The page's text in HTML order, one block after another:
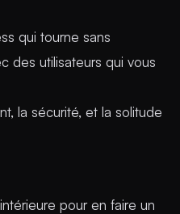
qui tourne sans
des utilisateurs qui vous
la sécurité, et la solitude
pour en faire un